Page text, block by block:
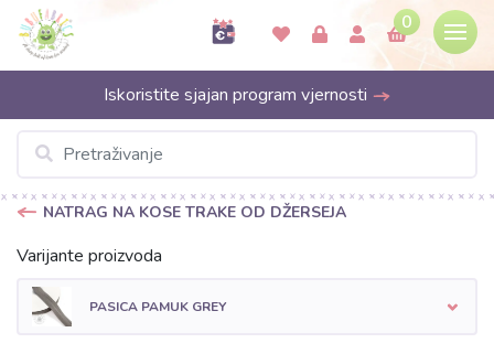
0
Iskoristite sjajan program vjernosti
NATRAG NA KOSE TRAKE OD DŽERSEJA
Varijante proizvoda
PASICA PAMUK GREY